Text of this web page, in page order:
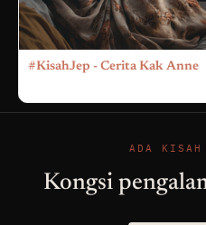
#KisahJep - Cerita Kak Anne
ADA
Kongsi